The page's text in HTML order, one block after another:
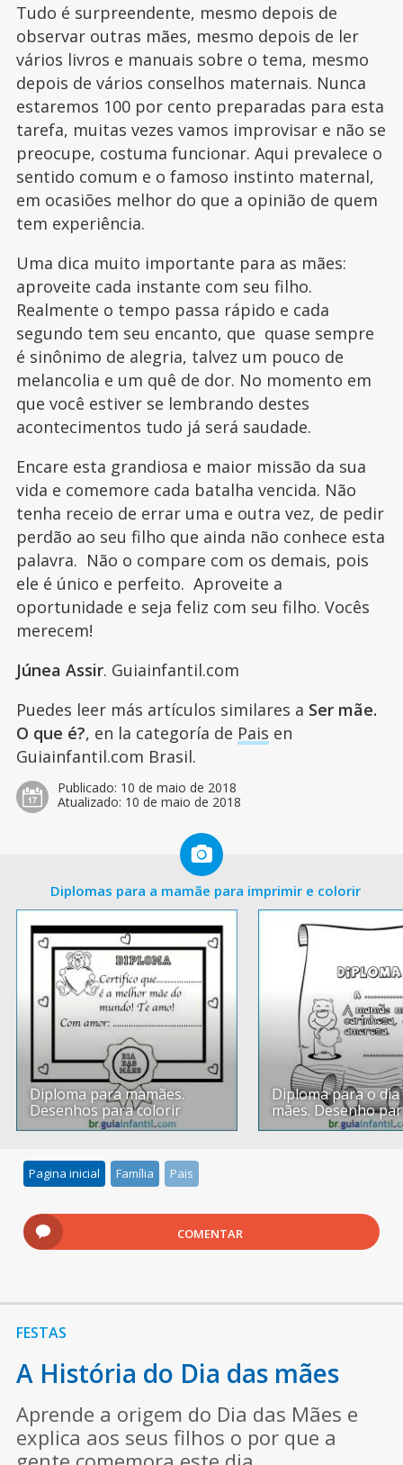
Tudo é surpreendente, mesmo depois de
observar outras mães, mesmo depois de ler
vários livros e manuais sobre o tema, mesmo
depois de vários conselhos maternais. Nunca
estaremos 100 por cento preparadas para esta
tarefa, muitas vezes vamos improvisar e não se
preocupe, costuma funcionar. Aqui prevalece o
sentido comum e o famoso instinto maternal,
em ocasiões melhor do que a opinião de quem
tem experiência.
Uma dica muito importante para as mães:
aproveite cada instante com seu filho.
Realmente o tempo passa rápido e cada
segundo tem seu encanto, que quase sempre
é sinônimo de alegria, talvez um pouco de
melancolia e um quê de dor. No momento em
que você estiver se lembrando destes
acontecimentos tudo já será saudade.
Encare esta grandiosa e maior missão da sua
vida e comemore cada batalha vencida. Não
tenha receio de errar uma e outra vez, de pedir
perdão ao seu filho que ainda não conhece esta
palavra. Não o compare com os demais, pois
ele é único e perfeito. Aproveite a
oportunidade e seja feliz com seu filho. Vocês
merecem!
Júnea Assir. Guiainfantil.com
Puedes leer más artículos similares a Ser mãe.
O que é?, en la categoría de Pais en
Guiainfantil.com Brasil.
Publicado: 10 de maio de 2018
Atualizado: 10 de maio de 2018
Diplomas para a mamãe para imprimir e colorir
Diploma para mamães.
Desenhos para colorir
Diploma para o dia
mães. Desenho
Pagina inicial Família Pais
COMENTAR
FESTAS
A História do Dia das mães
Aprende a origem do Dia das Mães e
explica aos seus filhos o por que a